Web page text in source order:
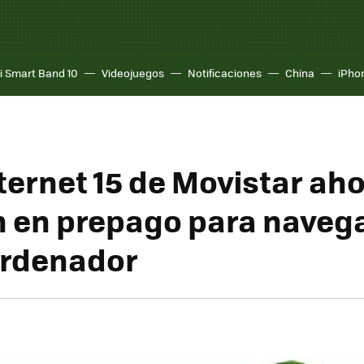
Smart Band 10 Videojuegos Notificaciones China
15 de Movistar
prepago para